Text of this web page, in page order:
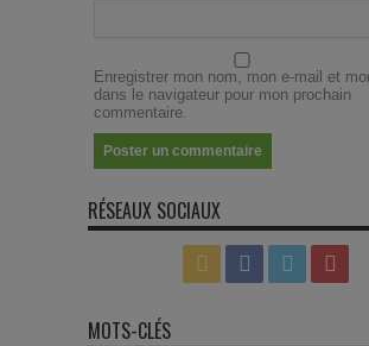
Enregistrer mon nom, mon e-mail et
dans le navigateur pour mon prochain
commentaire.
RÉSEAUX SOCIAUX
MOTS-CLÉS